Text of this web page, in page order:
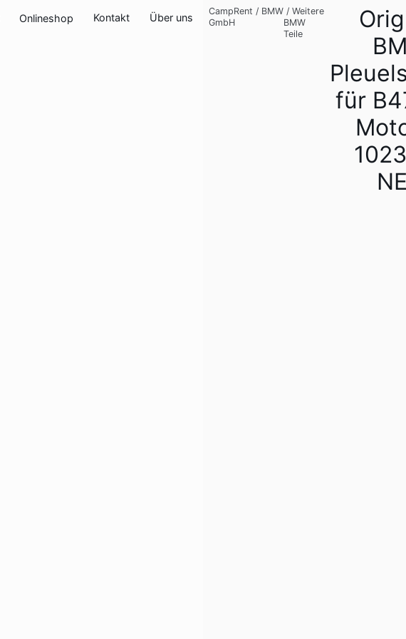
Onlineshop Kontakt Über uns
CampRent
GmbH
/ BMW / Weitere
BMW
Teile
für